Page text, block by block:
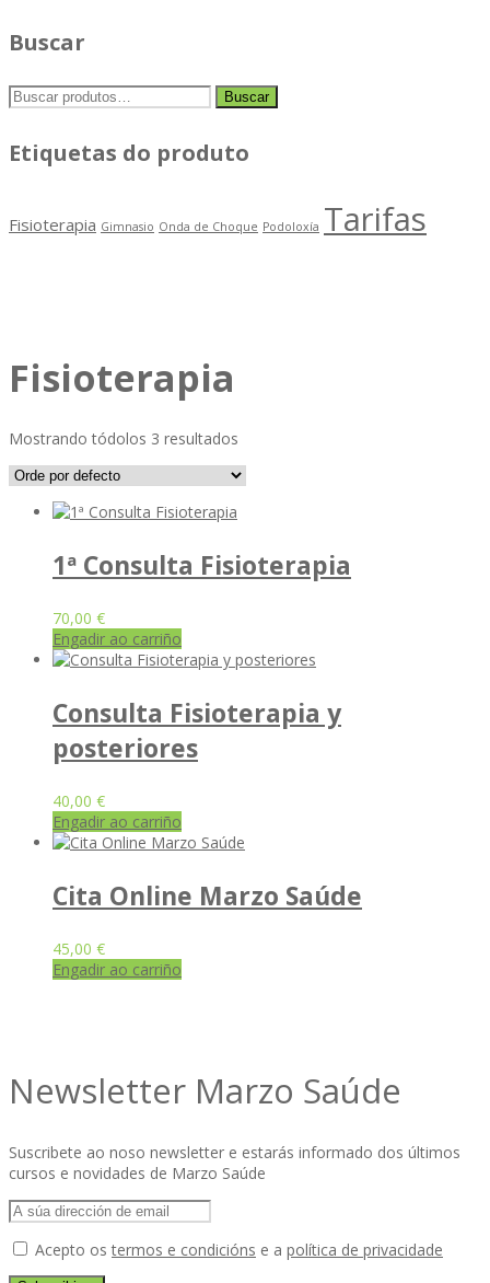
Buscar
Buscar
Buscar
Etiquetas do produto
Fisioterapia Gimnasio Onda de Choque Podoloxía Tarifas
Fisioterapia
Mostrando tódolos 3 resultados
1ª Consulta Fisioterapia
70,00 €
Engadir ao carriño
Consulta Fisioterapia y
posteriores
40,00 €
Engadir ao carriño
Cita Online Marzo Saúde
45,00 €
Engadir ao carriño
Newsletter Marzo Saúde
Suscribete ao noso newsletter e estarás informado dos últimos
cursos e novidades de Marzo Saúde
Acepto ostermos e condicións e a política de privacidade